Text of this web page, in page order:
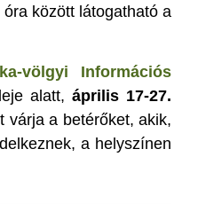
óra között látogatható a
völgyi Információs
alatt, április 17-27.
várja a betérőket, akik,
a helyszínen